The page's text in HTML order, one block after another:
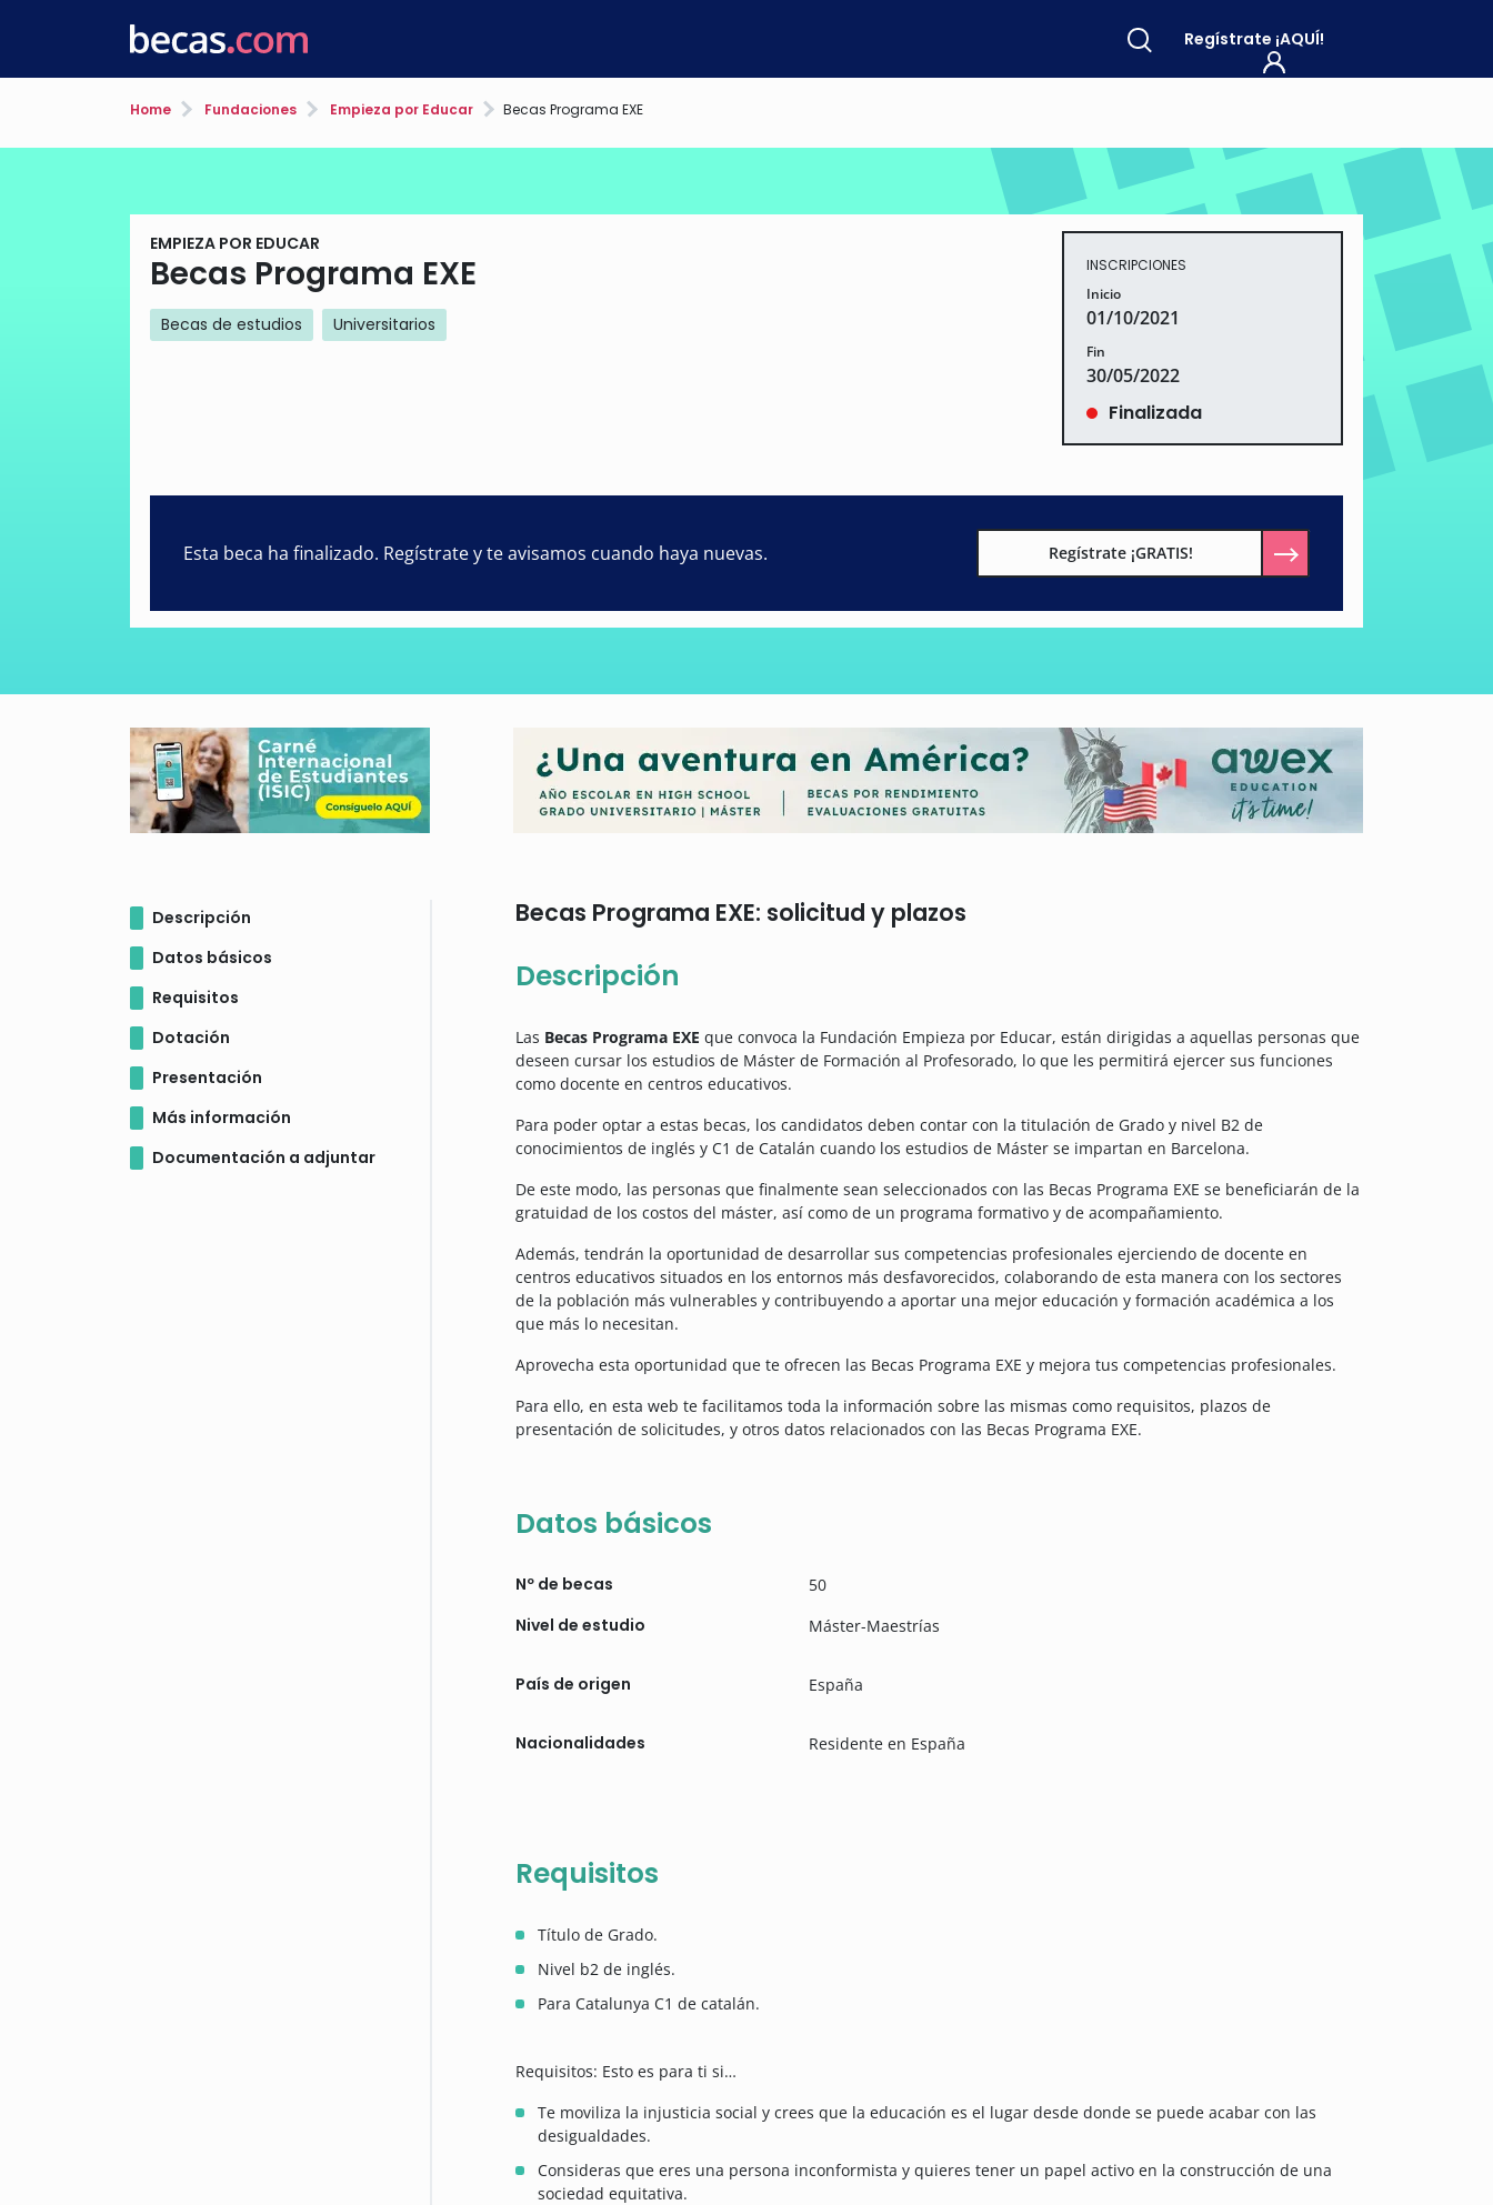
Regístrate ¡AQUÍ!
Home Fundaciones Empieza por Educar Becas Programa EXE
EMPIEZA POR EDUCAR
Becas Programa EXE
Becas de estudios Universitarios
INSCRIPCIONES
Inicio
01/10/2021
Fin
30/05/2022
Finalizada
Esta beca ha finalizado. Regístrate y te avisamos cuando haya nuevas. Regístrate ¡GRATIS!
Descripción
Datos básicos
Requisitos
Dotación
Presentación
Más información
Documentación a adjuntar
Becas Programa EXE: solicitud y plazos
Descripción
Las Becas Programa EXE que convoca la Fundación Empieza por Educar, están dirigidas a aquellas personas que
deseen cursar los estudios de Máster de Formación al Profesorado, lo que les permitirá ejercer sus funciones
como docente en centros educativos.
Para poder optar a estas becas, los candidatos deben contar con la titulación de Grado y nivel B2 de
conocimientos de inglés y C1 de Catalán cuando los estudios de Máster se impartan en Barcelona.
De este modo, las personas que finalmente sean seleccionados con las Becas Programa EXE se beneficiarán de la
gratuidad de los costos del máster, así como de un programa formativo y de acompañamiento.
Además, tendrán la oportunidad de desarrollar sus competencias profesionales ejerciendo de docente en
centros educativos situados en los entornos más desfavorecidos, colaborando de esta manera con los sectores
de la población más vulnerables y contribuyendo a aportar una mejor educación y formación académica a los
que más lo necesitan.
Aprovecha esta oportunidad que te ofrecen las Becas Programa EXE y mejora tus competencias profesionales.
Para ello, en esta web te facilitamos toda la información sobre las mismas como requisitos, plazos de
presentación de solicitudes, y otros datos relacionados con las Becas Programa EXE.
Datos básicos
Nº de becas 50
Nivel de estudio Máster-Maestrías
País de origen España
Nacionalidades Residente en España
Requisitos
Título de Grado.
Nivel b2 de inglés.
Para Catalunya C1 de catalán.
Requisitos: Esto es para ti si…
Te moviliza la injusticia social y crees que la educación es el lugar desde donde se puede acabar con las
desigualdades.
Consideras que eres una persona inconformista y quieres tener un papel activo en la construcción de una
sociedad equitativa.